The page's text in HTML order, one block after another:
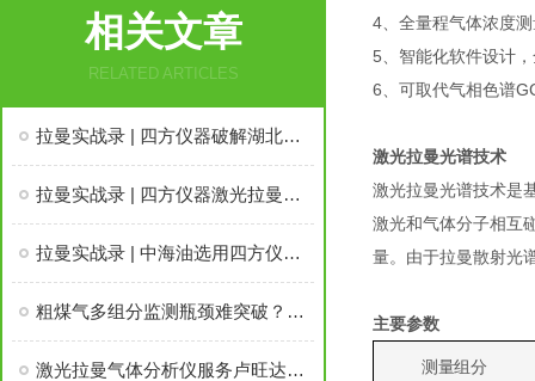
相关文章
RELATED ARTICLES
拉曼实战录 | 四方仪器破解湖北生物质发电企业的合成气监测困局
拉曼实战录 | 四方仪器激光拉曼分析仪助力煤制油工艺精准调控
拉曼实战录 | 中海油选用四方仪器激光拉曼分析仪实现进口替代
粗煤气多组分监测瓶颈难突破？激光拉曼气体分析仪助力煤气化提质增效
激光拉曼气体分析仪服务卢旺达生物燃气(Bio-Mathane)项目
4、全量程气体浓度
5、智能化软件设计
6、可取代气相色谱
激光拉曼光谱技术
激光拉曼光谱技术是
激光和气体分子相互
量。由于拉曼散射光
主要参数
测量组分